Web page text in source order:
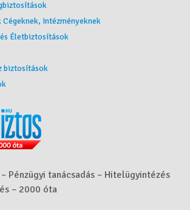
Intézményeknek
Életbiztosítások
biztosítások
Pénzügyi tanácsadás – Hitelügyintézés
– 2000 óta